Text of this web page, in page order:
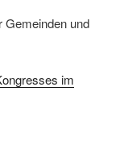
Gemeinden und
im